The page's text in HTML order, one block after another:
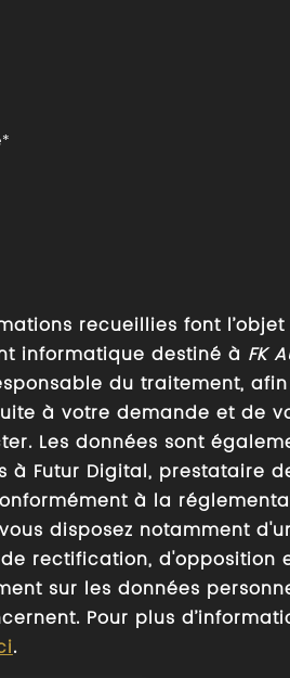
recueillies font l’objet
informatique destiné à FK
du traitement,
à votre demande et de
Les données sont
à Futur Digital, prestataire de
à la
disposez notamment
rectification, d'opposition
sur les données
Pour plus
.